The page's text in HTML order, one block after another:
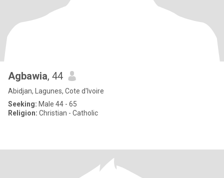
Agbawia, 44
Abidjan, Lagunes, Cote d'Ivoire
Seeking: Male 44 - 65
Religion: Christian - Catholic